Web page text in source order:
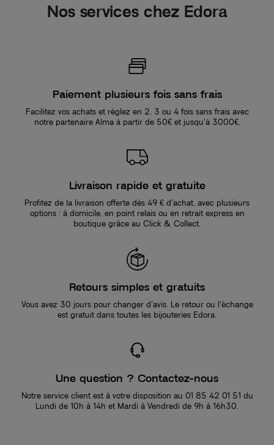
Nos services chez Edora
Paiement plusieurs fois sans frais
Facilitez vos achats et réglez en 2, 3 ou 4 fois sans frais avec
notre partenaire Alma à partir de 50€ et jusqu'à 3000€.
Livraison rapide et gratuite
Profitez de la livraison offerte dès 49 € d’achat, avec plusieurs
options : à domicile, en point relais ou en retrait express en
boutique grâce au Click & Collect.
Retours simples et gratuits
Vous avez 30 jours pour changer d’avis. Le retour ou l’échange
est gratuit dans toutes les bijouteries Edora.
Une question ? Contactez-nous
Notre service client est à votre disposition au 01 85 42 01 51 du
Lundi de 10h à 14h et Mardi à Vendredi de 9h à 16h30.